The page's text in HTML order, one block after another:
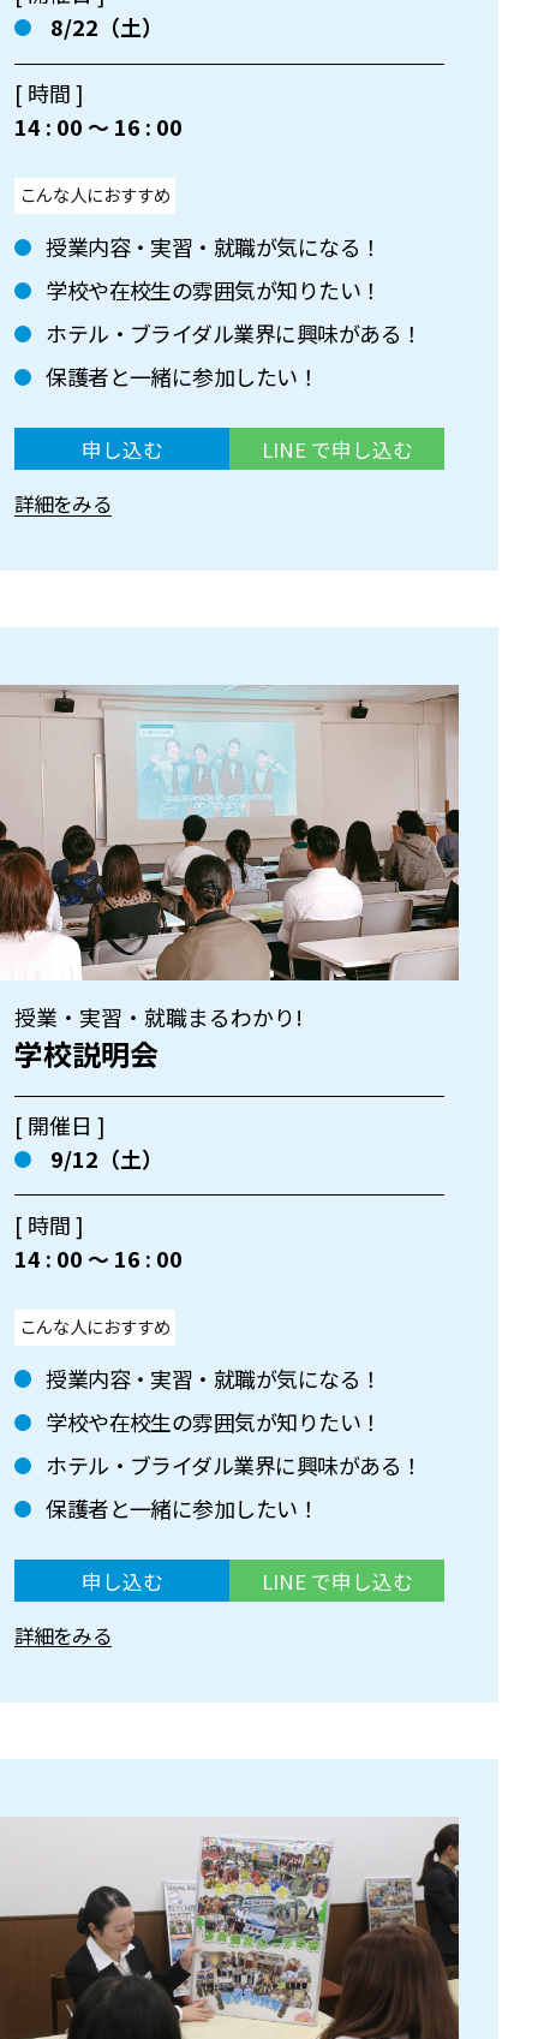
8/22（土）
[ 時間 ]
14 : 00 〜 16 : 00
こんな人におすすめ
授業内容・実習・就職が気になる！
学校や在校生の雰囲気が知りたい！
ホテル・ブライダル業界に興味がある！
保護者と一緒に参加したい！
申し込む
LINE で申し込む
詳細をみる
授業・実習・就職まるわかり!
学校説明会
[ 開催日 ]
9/12（土）
[ 時間 ]
14 : 00 〜 16 : 00
こんな人におすすめ
授業内容・実習・就職が気になる！
学校や在校生の雰囲気が知りたい！
ホテル・ブライダル業界に興味がある！
保護者と一緒に参加したい！
申し込む
LINE で申し込む
詳細をみる